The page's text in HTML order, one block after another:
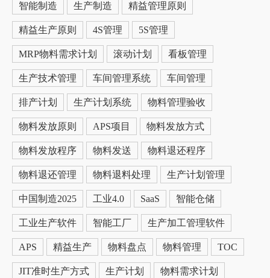
智能制造 生产制造 精益管理原则
精益生产原则 4S管理 5S管理
MRP物料需求计划 滚动计划 看板管理
生产技术管理 车间管理系统 车间管理
排产计划 生产计划系统 物料管理验收
物料发放原则 APS项目 物料发放方式
物料发放程序 物料发送 物料退还程序
物料退还管理 物料退料处理 生产计划管理
中国制造2025 工业4.0 SaaS 智能仓储
工业生产软件 智能工厂 生产加工管理软件
APS 精益生产 物料盘点 物料管理 TOC
JIT准时生产方式 生产计划 物料需求计划